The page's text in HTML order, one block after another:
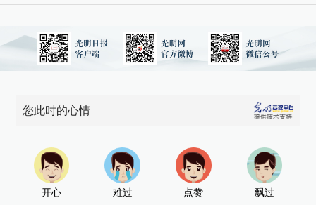
您此时的心情
开心 难过 点赞 飘过